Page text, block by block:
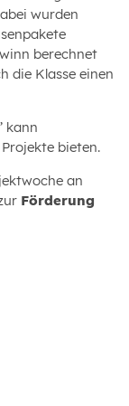
wurden
berechnet
die Klasse einen
kann
bieten.
an
Förderung